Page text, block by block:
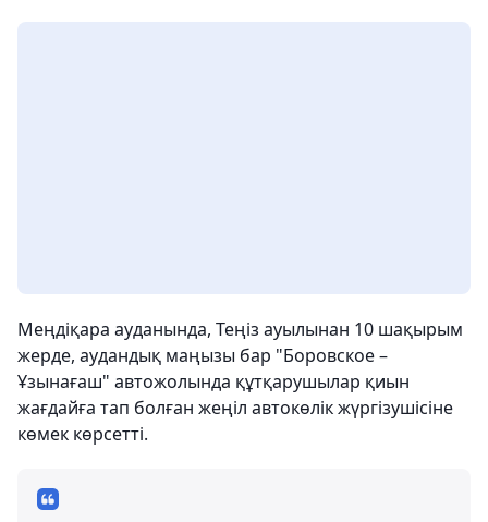
Меңдіқара ауданында, Теңіз ауылынан 10 шақырым
жерде, аудандық маңызы бар "Боровское –
Ұзынағаш" автожолында құтқарушылар қиын
жағдайға тап болған жеңіл автокөлік жүргізушісіне
көмек көрсетті.